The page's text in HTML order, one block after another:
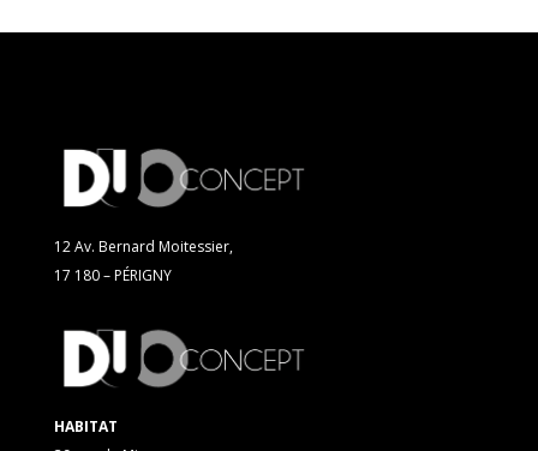
12 Av. Bernard Moitessier,
17 180 – PÉRIGNY
HABITAT